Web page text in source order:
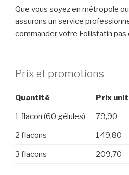
Que vous soyez en métropole
assurons un service
commander votre Follistatin
Prix et promotions
Quantité Prix
1 flacon (60 gélules) 79,90
2 flacons 149,80
3 flacons 209,70